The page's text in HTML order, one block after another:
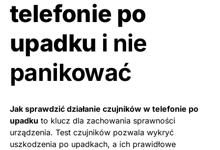
telefonie po
upadku i nie
panikować
Jak sprawdzić działanie czujników w telefonie po
upadku to klucz dla zachowania sprawności
urządzenia. Test czujników pozwala wykryć
uszkodzenia po upadkach, a ich prawidłowe